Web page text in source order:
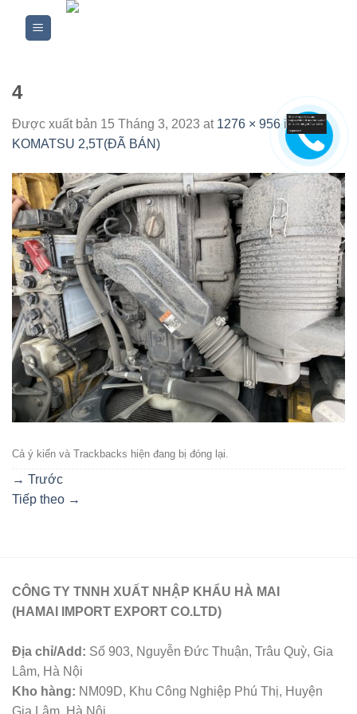
4
Được xuất bản 15 Tháng 3, 2023 at 1276 × 956inXE
KOMATSU 2,5T(ĐÃ BÁN)
Cả ý kiến ​​và Trackbacks hiện đang bị đóng lại.
→ Trước
Tiếp theo →
CÔNG TY TNNH XUẤT NHẬP KHẨU HÀ MAI
(HAMAI IMPORT EXPORT CO.LTD)
Địa chỉ/Add: Số 903, Nguyễn Đức Thuận, Trâu Quỳ, Gia
Lâm, Hà Nội
Kho hàng: NM09D, Khu Công Nghiệp Phú Thị, Huyện